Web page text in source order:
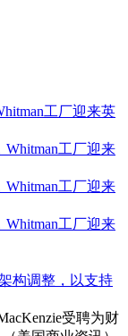
工厂迎来英
构调整，以支持
受聘为财